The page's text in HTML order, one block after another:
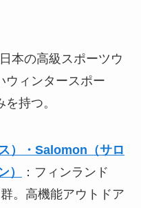
日本の高級スポーツウ
ウィンタースポー
持つ。
）・Salomon（サロ
）
：フィンランド
。高機能アウトドア